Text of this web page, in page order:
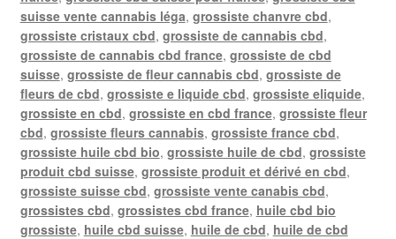
suisse vente cannabis léga, grossiste chanvre cbd,
grossiste cristaux cbd, grossiste de cannabis cbd,
grossiste de cannabis cbd france, grossiste de cbd
suisse, grossiste de fleur cannabis cbd, grossiste de
fleurs de cbd, grossiste e liquide cbd, grossiste eliquide,
grossiste en cbd, grossiste en cbd france, grossiste fleur
cbd, grossiste fleurs cannabis, grossiste france cbd,
grossiste huile cbd bio, grossiste huile de cbd, grossiste
produit cbd suisse, grossiste produit et dérivé en cbd,
grossiste suisse cbd, grossiste vente canabis cbd,
grossistes cbd, grossistes cbd france, huile cbd bio
grossiste, huile cbd suisse, huile de cbd, huile de cbd